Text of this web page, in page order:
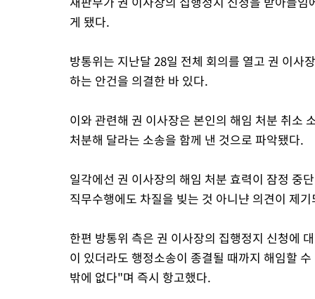
게 됐다.
방통위는 지난달 28일 전체 회의를 열고 권 이사
하는 안건을 의결한 바 있다.
이와 관련해 권 이사장은 본인의 해임 처분 취소
처분해 달라는 소송을 함께 낸 것으로 파악됐다.
일각에선 권 이사장의 해임 처분 효력이 잠정 중
직무수행에도 차질을 빚는 것 아니냔 의견이 제
한편 방통위 측은 권 이사장의 집행정지 신청에
이 있더라도 행정소송이 종결될 때까지 해임할
밖에 없다"며 즉시 항고했다.